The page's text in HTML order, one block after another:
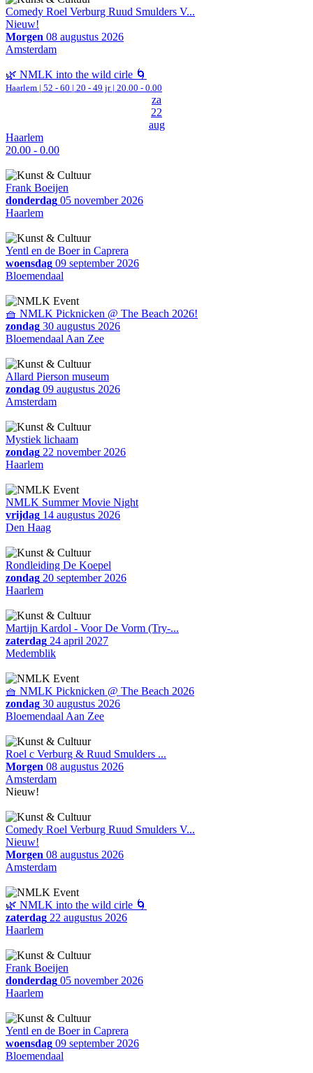
Comedy Roel Verburg Ruud Smulders V...
Nieuw!
Morgen 08 augustus 2026
Amsterdam
🌿 NMLK into the wild cirle 🌀
Haarlem | 52 - 60 | 20 - 49 jr | 20.00 - 0.00
za
22
aug
Haarlem
20.00 - 0.00
Frank Boeijen
donderdag 05 november 2026
Haarlem
Yentl en de Boer in Caprera
woensdag 09 september 2026
Bloemendaal
🧺 NMLK Picknicken @ The Beach 2026!
zondag 30 augustus 2026
Bloemendaal Aan Zee
Allard Pierson museum
zondag 09 augustus 2026
Amsterdam
Mystiek lichaam
zondag 22 november 2026
Haarlem
NMLK Summer Movie Night
vrijdag 14 augustus 2026
Den Haag
Rondleiding De Koepel
zondag 20 september 2026
Haarlem
Martijn Kardol - Voor De Vorm (Try-...
zaterdag 24 april 2027
Medemblik
🧺 NMLK Picknicken @ The Beach 2026
zondag 30 augustus 2026
Bloemendaal Aan Zee
Roel c Verburg & Ruud Smulders ...
Morgen 08 augustus 2026
Amsterdam
Nieuw!
Comedy Roel Verburg Ruud Smulders V...
Nieuw!
Morgen 08 augustus 2026
Amsterdam
🌿 NMLK into the wild cirle 🌀
zaterdag 22 augustus 2026
Haarlem
Frank Boeijen
donderdag 05 november 2026
Haarlem
Yentl en de Boer in Caprera
woensdag 09 september 2026
Bloemendaal